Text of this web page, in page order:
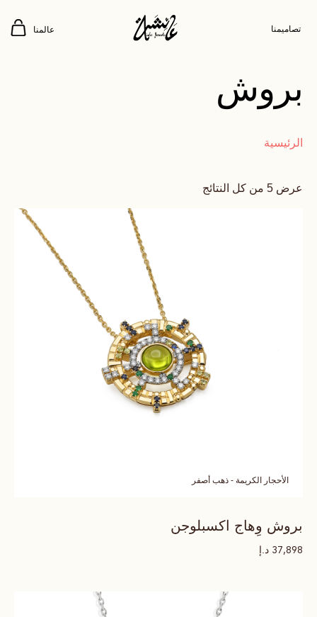
تصاميمنا عالمنا
بروش
الرئيسية
عرض ⁦5⁩ من كل النتائج
الأحجار الكريمة - ذهب أصفر
بروش وِهاج اكسبلوجن
37,898 د.إ